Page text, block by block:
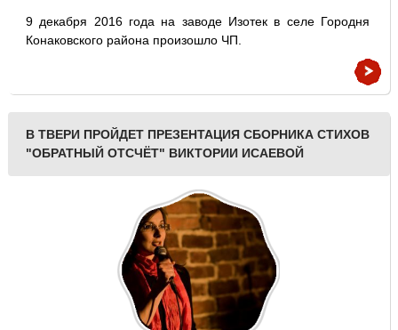
9 декабря 2016 года на заводе Изотек в селе Городня
Конаковского района произошло ЧП.
В ТВЕРИ ПРОЙДЕТ ПРЕЗЕНТАЦИЯ СБОРНИКА СТИХОВ
"ОБРАТНЫЙ ОТСЧЁТ" ВИКТОРИИ ИСАЕВОЙ